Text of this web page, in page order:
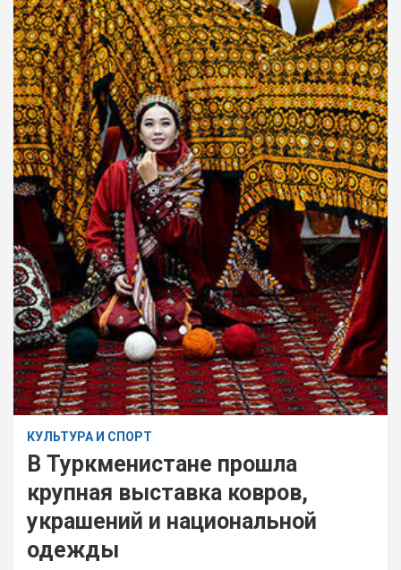
КУЛЬТУРА И СПОРТ
В Туркменистане прошла
крупная выставка ковров,
украшений и национальной
одежды